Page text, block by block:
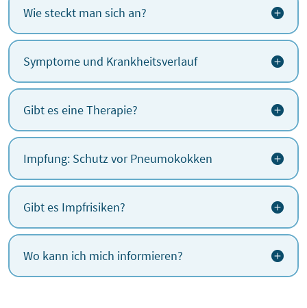
Wie steckt man sich an?
Symptome und Krankheitsverlauf
Gibt es eine Therapie?
Impfung: Schutz vor Pneumokokken
Gibt es Impfrisiken?
Wo kann ich mich informieren?